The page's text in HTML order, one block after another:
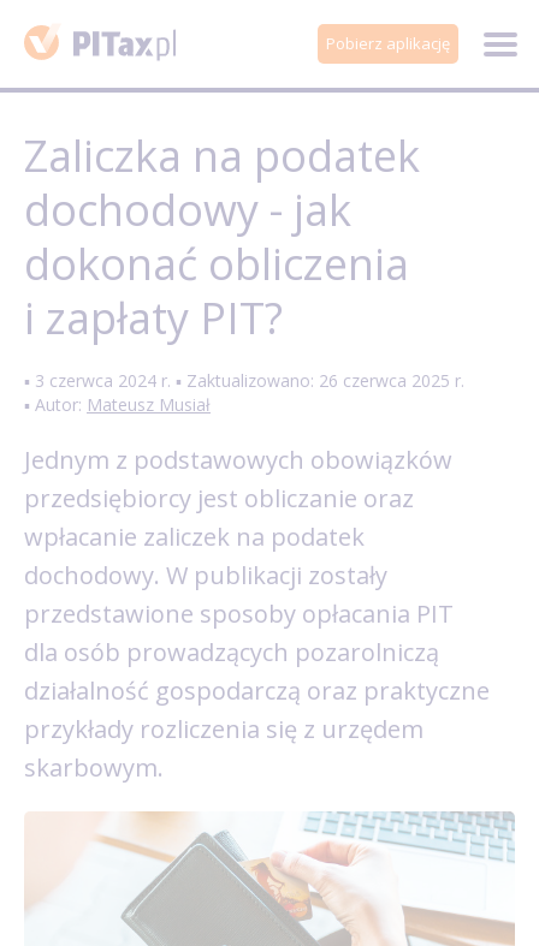
Pobierz aplikację
Zaliczka na podatek
dochodowy - jak
dokonać obliczenia
i zapłaty PIT?
▪ 3 czerwca 2024 r. ▪ Zaktualizowano: 26 czerwca 2025 r.
▪ Autor: Mateusz Musiał
Jednym z podstawowych obowiązków
przedsiębiorcy jest obliczanie oraz
wpłacanie zaliczek na podatek
dochodowy. W publikacji zostały
przedstawione sposoby opłacania PIT
dla osób prowadzących pozarolniczą
działalność gospodarczą oraz praktyczne
przykłady rozliczenia się z urzędem
skarbowym.